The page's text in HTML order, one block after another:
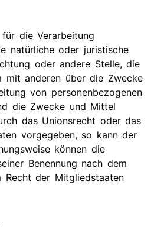
die Verarbeitung
natürliche oder juristische
oder andere Stelle, die
mit anderen über die Zwecke
von personenbezogenen
die Zwecke und Mittel
das Unionsrecht oder das
vorgegeben, so kann der
können die
Benennung nach dem
Recht der Mitgliedstaaten